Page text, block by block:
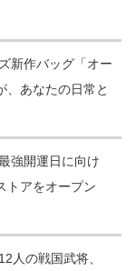
新作バッグ「オー
、あなたの日常と
強開運日に向け
トアをオープン
人の戦国武将、